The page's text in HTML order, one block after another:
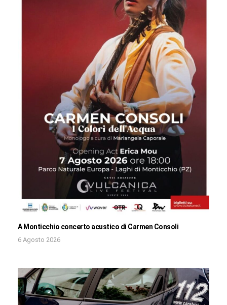
A Monticchio concerto acustico di Carmen Consoli
6 Agosto 2026